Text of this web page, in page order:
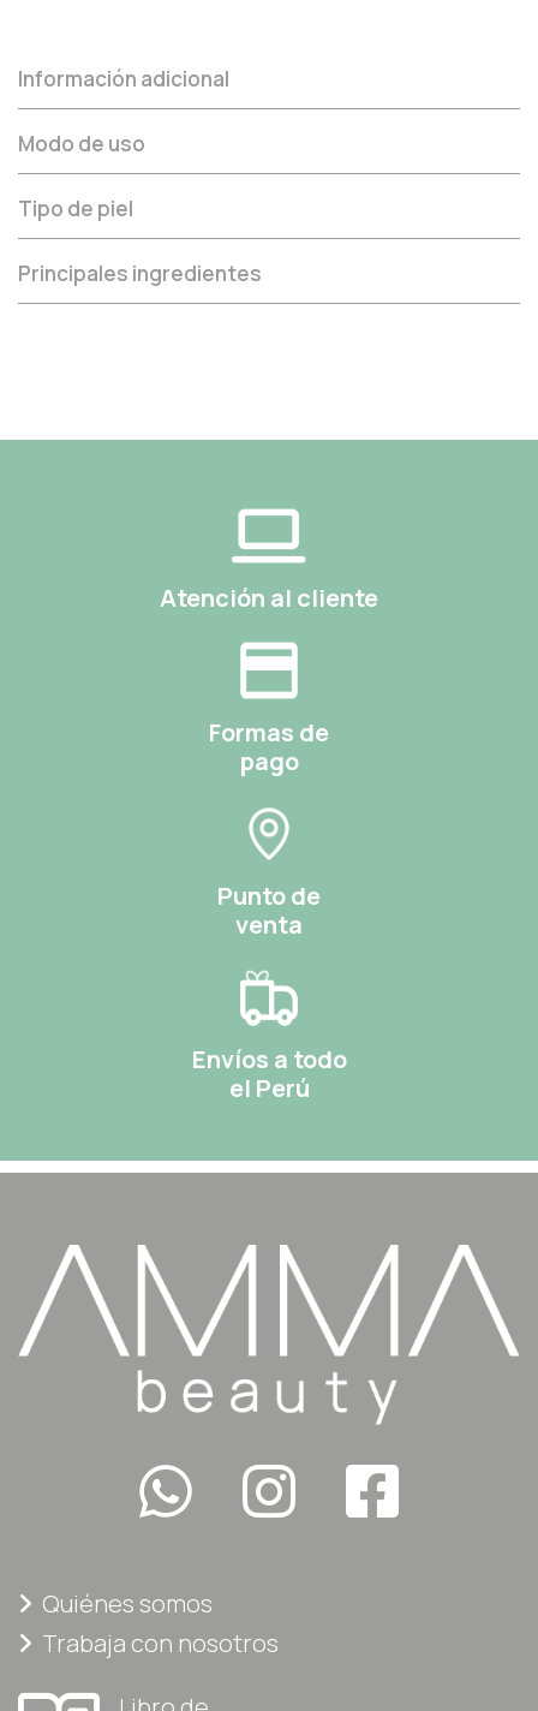
Información adicional
Modo de uso
Tipo de piel
Principales ingredientes
Atención al cliente
Formas de
pago
Punto de
venta
Envíos a todo
el Perú
Quiénes somos
Trabaja con nosotros